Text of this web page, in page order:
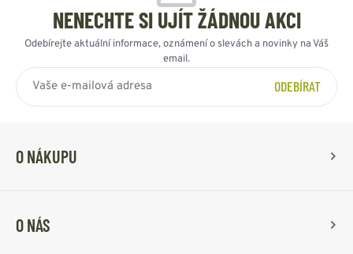
NENECHTE SI UJÍT ŽÁDNOU AKCI
Odebírejte aktuální informace, oznámení o slevách a novinky na Váš
email.
ODEBÍRAT
O NÁKUPU
O NÁS